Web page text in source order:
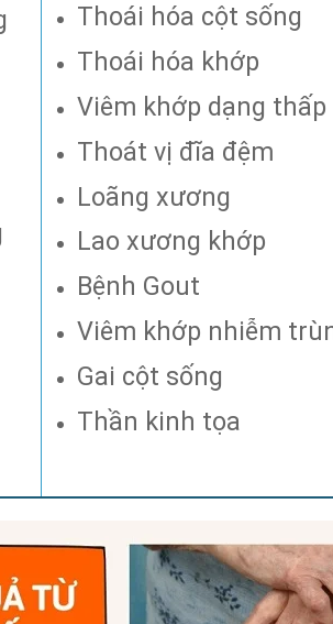
Thoái hóa cột sống
Thoái hóa khớp
Viêm khớp dạng thấp
Thoát vị đĩa đệm
Loãng xương
Lao xương khớp
Bệnh Gout
Viêm khớp nhiễm
Gai cột sống
Thần kinh tọa